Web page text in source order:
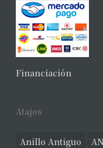
Financiación
Atajos
Anillo Antiguo